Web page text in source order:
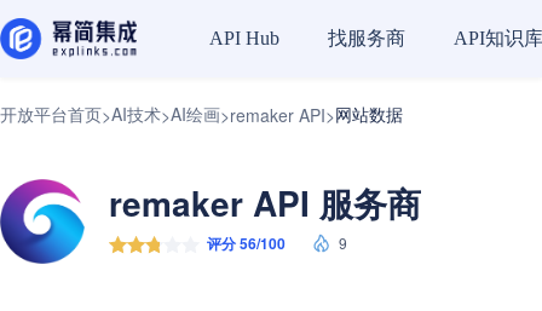
API Hub 找服务商 API知识库
开放平台首页>AI技术>AI绘画>remaker API>网站数据
remaker API 服务商
评分 56/100 9